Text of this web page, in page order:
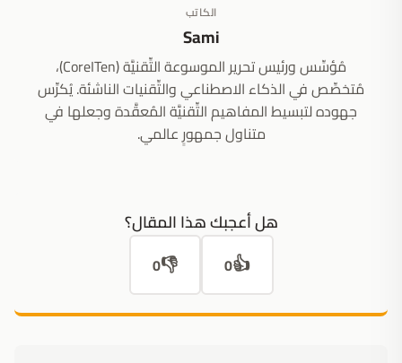
الكاتب
Sami
مُؤسِّس ورئيس تحرير الموسوعة التِّقنيَّة (CoreITen)،
مُتخصِّص في الذكاء الاصطناعي والتِّقنيات الناشئة. يُكرِّس
جهوده لتبسيط المفاهيم التِّقنيَّة المُعقَّدة وجعلها في
متناول جمهورٍ عالمي.
هل أعجبك هذا المقال؟
👍
0
👎
0